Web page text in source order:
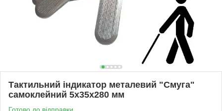
Тактильний індикатор металевий "Смуга"
самоклейний 5х35х280 мм
Готово до відправки